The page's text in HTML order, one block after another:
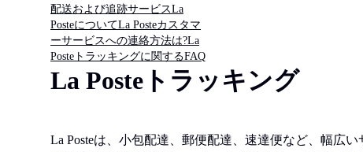
配送および追跡サービスLa
PosteについてLa Posteカスタマ
ーサービスへの連絡方法は?La
Posteトラッキングに関するFAQ
La Posteトラッキング
La Posteは、小包配達、郵便配達、速達便など、幅広